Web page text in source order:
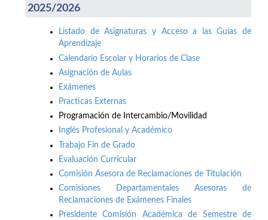
2025/2026
Listado de Asignaturas y Acceso a las Guías de
Aprendizaje
Calendario Escolar y Horarios de Clase
Asignación de Aulas
Exámenes
Practicas Externas
Programación de Intercambio/Movilidad
Inglés Profesional y Académico
Trabajo Fin de Grado
Evaluación Curricular
Comisión Asesora de Reclamaciones de Titulación
Comisiones Departamentales Asesoras de
Reclamaciones de Exámenes Finales
Presidente Comisión Académica de Semestre de